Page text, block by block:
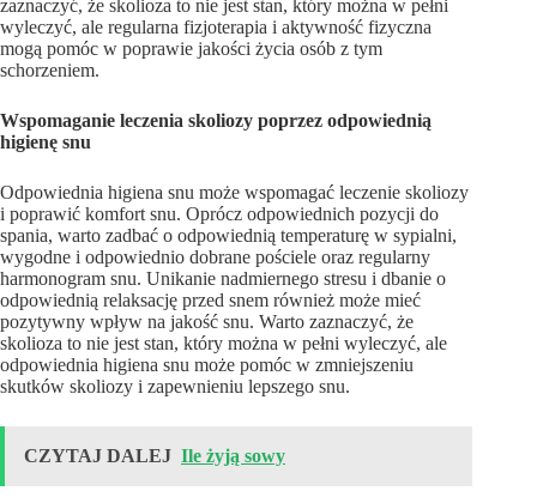
zaznaczyć, że skolioza to nie jest stan, który można w pełni
wyleczyć, ale regularna fizjoterapia i aktywność fizyczna
mogą pomóc w poprawie jakości życia osób z tym
schorzeniem.
Wspomaganie leczenia skoliozy poprzez odpowiednią
higienę snu
Odpowiednia higiena snu może wspomagać leczenie skoliozy
i poprawić komfort snu. Oprócz odpowiednich pozycji do
spania, warto zadbać o odpowiednią temperaturę w sypialni,
wygodne i odpowiednio dobrane pościele oraz regularny
harmonogram snu. Unikanie nadmiernego stresu i dbanie o
odpowiednią relaksację przed snem również może mieć
pozytywny wpływ na jakość snu. Warto zaznaczyć, że
skolioza to nie jest stan, który można w pełni wyleczyć, ale
odpowiednia higiena snu może pomóc w zmniejszeniu
skutków skoliozy i zapewnieniu lepszego snu.
CZYTAJ DALEJ Ile żyją sowy